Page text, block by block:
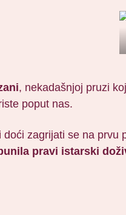
, nekadašnjoj pruzi
poput nas.
zagrijati se na prvu
pravi istarski